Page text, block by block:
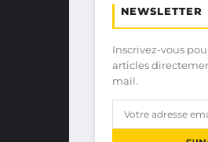
NEWSLETTER
Inscrivez-vous
articles
mail.